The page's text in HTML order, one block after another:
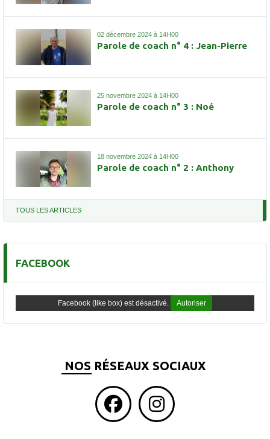
02 décembre 2024 à 14H00
Parole de coach n° 4 : Jean-Pierre
25 novembre 2024 à 14H00
Parole de coach n° 3 : Noé
18 novembre 2024 à 14H00
Parole de coach n° 2 : Anthony
TOUS LES ARTICLES
FACEBOOK
Facebook (like box) est désactivé. Autoriser
NOS RÉSEAUX SOCIAUX